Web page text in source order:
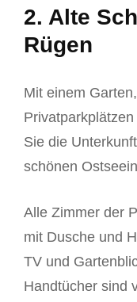
2. Alte
Rügen
Mit einem
Sie die
schönen
Alle Zimmer der
mit Dusche und
TV und
Handtücher sind